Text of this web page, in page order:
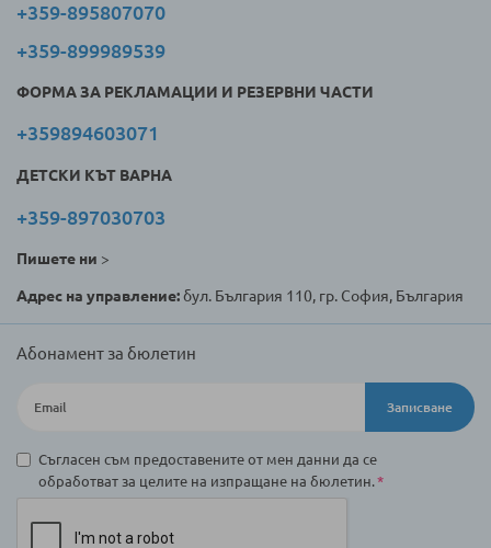
+359-895807070
+359-899989539
ФОРМА ЗА РЕКЛАМАЦИИ И РЕЗЕРВНИ ЧАСТИ
+359894603071
ДЕТСКИ КЪТ ВАРНА
+359-897030703
Пишете ни >
Адрес на управление:бул. България 110, гр. София, България
Абонамент за бюлетин
Записване
Съгласен съм предоставените от мен данни да се
обработват за целите на изпращане на бюлетин.